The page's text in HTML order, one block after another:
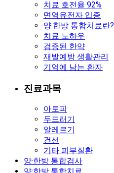
치료 호전율 92%
면역유전자 입증
양·한방 통합치료란?
치료 노하우
검증된 한약
재발예방 생활관리
기억에 남는 환자
진료과목
아토피
두드러기
알레르기
건선
기타 피부질환
양·한방 통합검사